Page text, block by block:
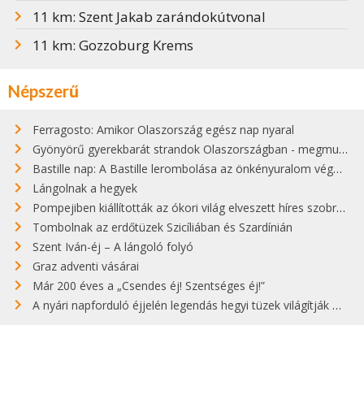
11 km: Szent Jakab zarándokútvonal
11 km: Gozzoburg Krems
Népszerű
Ferragosto: Amikor Olaszország egész nap nyaral
Gyönyörű gyerekbarát strandok Olaszországban - megmutatjuk a 15 legjobbat
Bastille nap: A Bastille lerombolása az önkényuralom végét jelentette
Lángolnak a hegyek
Pompejiben kiállították az ókori világ elveszett híres szobrának másolatát
Tombolnak az erdőtüzek Szicíliában és Szardínián
Szent Iván-éj – A lángoló folyó
Graz adventi vásárai
Már 200 éves a „Csendes éj! Szentséges éj!”
A nyári napforduló éjjelén legendás hegyi tüzek világítják meg Zugspitzét